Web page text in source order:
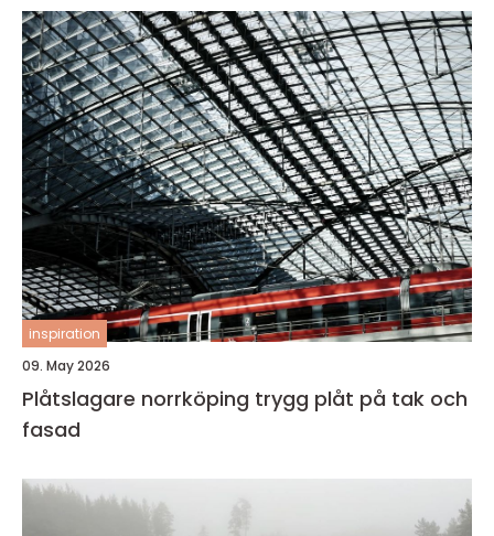
inspiration
09. May 2026
Plåtslagare norrköping trygg plåt på tak och
fasad